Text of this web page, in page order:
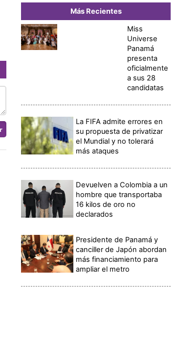
Más Recientes
Miss
Universe
Panamá
presenta
oficialmente
a sus 28
candidatas
La FIFA admite errores en
su propuesta de privatizar
el Mundial y no tolerará
más ataques
Devuelven a Colombia a un
hombre que transportaba
16 kilos de oro no
declarados
Presidente de Panamá y
canciller de Japón abordan
más financiamiento para
ampliar el metro